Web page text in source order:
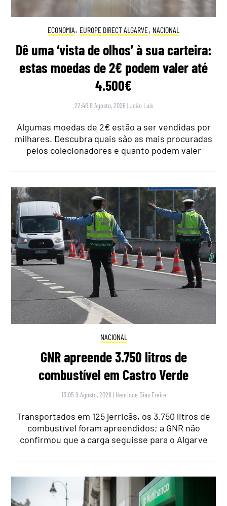
ECONOMIA, EUROPE DIRECT ALGARVE, NACIONAL
Dê uma ‘vista de olhos’ à sua carteira:
estas moedas de 2€ podem valer até
4.500€
22:40 8 Agosto, 2026 |João Luís
Algumas moedas de 2€ estão a ser vendidas por
milhares. Descubra quais são as mais procuradas
pelos colecionadores e quanto podem valer
NACIONAL
GNR apreende 3.750 litros de
combustível em Castro Verde
13:05 9 Agosto, 2026 | Henrique Dias Freire
Transportados em 125 jerricãs, os 3.750 litros de
combustível foram apreendidos; a GNR não
confirmou que a carga seguisse para o Algarve